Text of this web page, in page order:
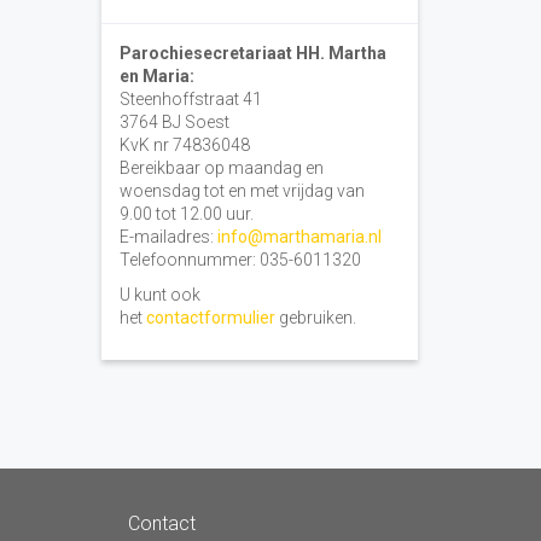
Parochiesecretariaat HH. Martha
en Maria:
Steenhoffstraat 41
3764 BJ Soest
KvK nr 74836048
Bereikbaar op maandag en
woensdag tot en met vrijdag van
9.00 tot 12.00 uur.
E-mailadres: info@marthamaria.nl
Telefoonnummer: 035-6011320
U kunt ook
hetcontactformuliergebruiken.
Contact